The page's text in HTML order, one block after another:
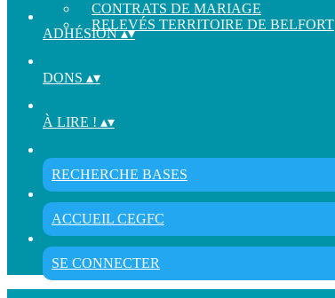
CONTRATS DE MARIAGE
RELEVÉS TERRITOIRE DE BELFORT
ADHÉSION▴▾
DONS ▴▾
À LIRE ! ▴▾
RECHERCHE BASES
ACCUEIL CEGFC
SE CONNECTER